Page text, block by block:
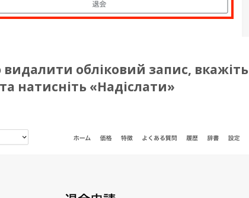
обліковий запис, вкажіть
натисніть «Надіслати»